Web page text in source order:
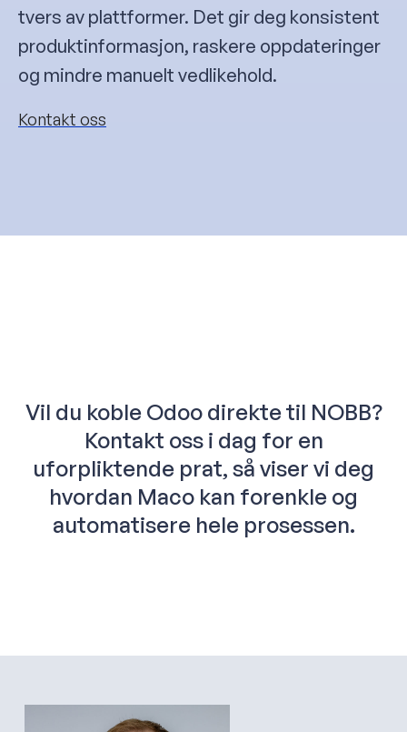
tvers av plattformer. Det gir deg konsistent
produktinformasjon, raskere oppdateringer
og mindre manuelt vedlikehold.
Kontakt oss
Vil du koble Odoo direkte til NOBB?
Kontakt oss i dag for en
uforpliktende prat, så viser vi deg
hvordan Maco kan forenkle og
automatisere hele prosessen.